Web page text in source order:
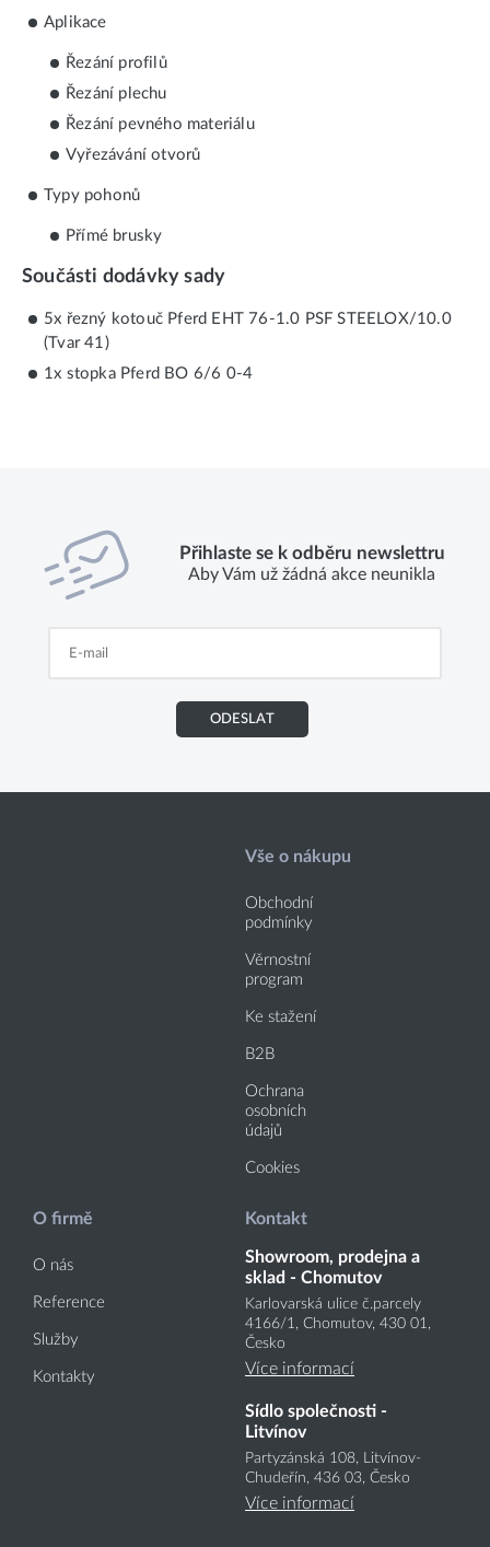
Aplikace
Řezání profilů
Řezání plechu
Řezání pevného materiálu
Vyřezávání otvorů
Typy pohonů
Přímé brusky
Součásti dodávky sady
5x řezný kotouč Pferd EHT 76-1.0 PSF STEELOX/10.0
(Tvar 41)
1x stopka Pferd BO 6/6 0-4
Přihlaste se k odběru newslettru
Aby Vám už žádná akce neunikla
ODESLAT
Vše o nákupu
Obchodní
podmínky
Věrnostní
program
Ke stažení
B2B
Ochrana
osobních
údajů
Cookies
O firmě
O nás
Reference
Služby
Kontakty
Kontakt
Showroom, prodejna a
sklad - Chomutov
Karlovarská ulice č.parcely
4166/1, Chomutov, 430 01,
Česko
Více informací
Sídlo společnosti -
Litvínov
Partyzánská 108, Litvínov-
Chudeřín, 436 03, Česko
Více informací